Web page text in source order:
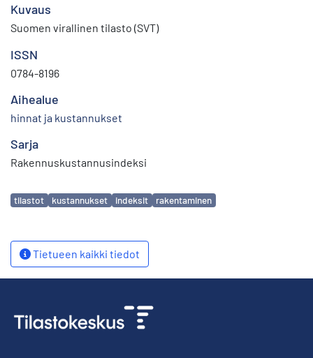
Kuvaus
Suomen virallinen tilasto (SVT)
ISSN
0784-8196
Aihealue
hinnat ja kustannukset
Sarja
Rakennuskustannusindeksi
Avainsanat
tilastot kustannukset indeksit rakentaminen
Tietueen kaikki tiedot